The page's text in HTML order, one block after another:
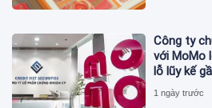
Công ty
với MoMo
lỗ lũy kế
1 ngày trước